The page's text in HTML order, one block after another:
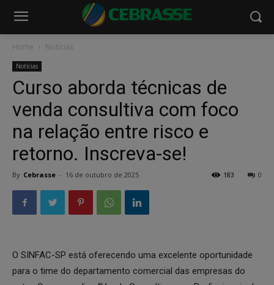
Home Notícias
Notícias
Curso aborda técnicas de
venda consultiva com foco
na relação entre risco e
retorno. Inscreva-se!
By Cebrasse - 16 de outubro de 2025 0
183
O SINFAC-SP está oferecendo uma excelente oportunidade
para o time do departamento comercial das empresas do